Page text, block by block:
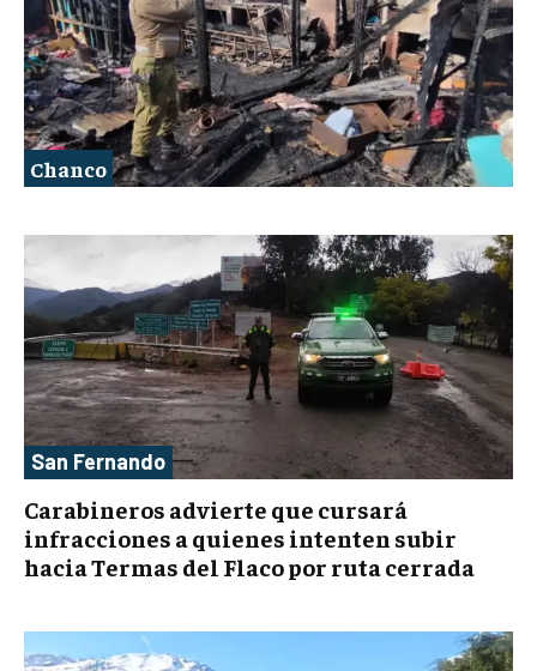
Chanco
San Fernando
Carabineros advierte que cursará
infracciones a quienes intenten subir
hacia Termas del Flaco por ruta cerrada